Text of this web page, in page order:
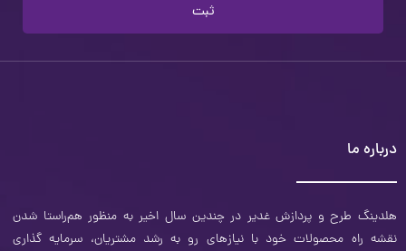
ثبت
درباره ما
هلدینگ طرح و‌ پردازش غدیر در چندین سال اخیر به منظور هم‌راستا شدن
نقشه راه محصولات خود با نیازهای رو به رشد مشتریان، سرمایه ‌گذاری